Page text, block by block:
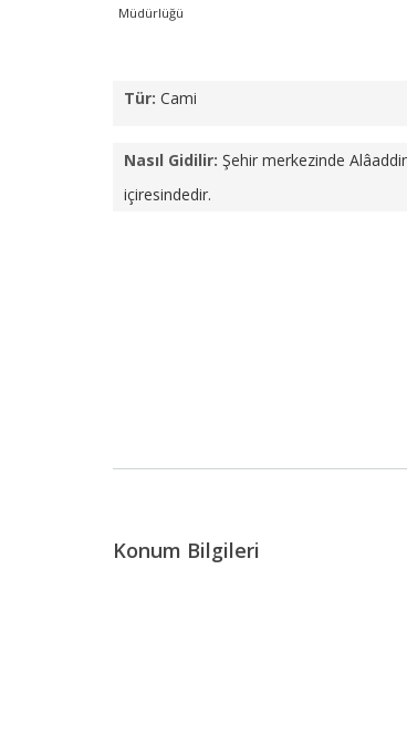
Müdürlüğü
Tür: Cami
Nasıl Gidilir: Şehir merkezinde
içiresindedir.
Konum Bilgileri